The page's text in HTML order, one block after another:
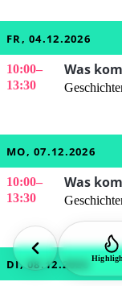
FR, 04.12.2026
10:00–
13:30
Was
MO, 07.12.2026
10:00–
13:30
Was
DI, 08.12.2026